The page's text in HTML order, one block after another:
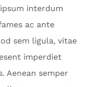
interdum
ac ante
sem ligula, vitae
imperdiet
Aenean semper